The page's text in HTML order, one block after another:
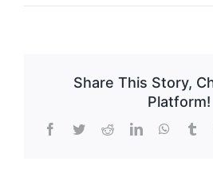
Share This Story,
Platform!
Facebook
TwitterRedditLinkedIn